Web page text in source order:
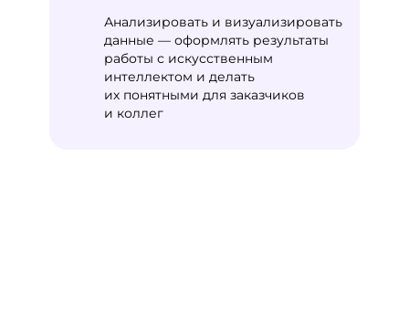
Анализировать и визуализировать
данные — оформлять результаты
работы с искусственным
интеллектом и делать
их понятными для заказчиков
и коллег